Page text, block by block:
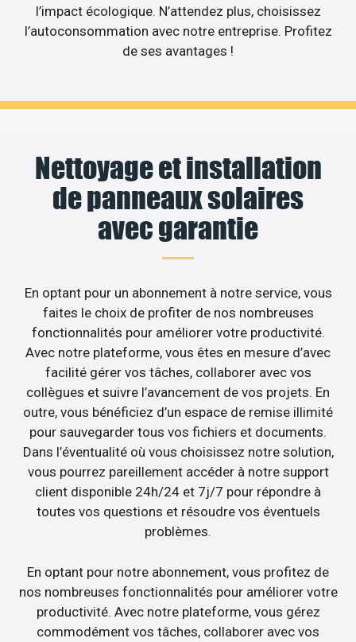
l’impact écologique. N’attendez plus, choisissez
l’autoconsommation avec notre entreprise. Profitez
de ses avantages !
Nettoyage et installation
de panneaux solaires
avec garantie
En optant pour un abonnement à notre service, vous
faites le choix de profiter de nos nombreuses
fonctionnalités pour améliorer votre productivité.
Avec notre plateforme, vous êtes en mesure d’avec
facilité gérer vos tâches, collaborer avec vos
collègues et suivre l’avancement de vos projets. En
outre, vous bénéficiez d’un espace de remise illimité
pour sauvegarder tous vos fichiers et documents.
Dans l’éventualité où vous choisissez notre solution,
vous pourrez pareillement accéder à notre support
client disponible 24h/24 et 7j/7 pour répondre à
toutes vos questions et résoudre vos éventuels
problèmes.
En optant pour notre abonnement, vous profitez de
nos nombreuses fonctionnalités pour améliorer votre
productivité. Avec notre plateforme, vous gérez
commodément vos tâches, collaborer avec vos